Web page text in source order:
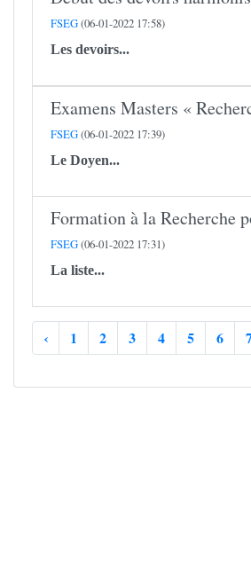
FSEG(06-01-2022 17:58)
Les devoirs...
Examens Masters «
FSEG(06-01-2022 17:39)
Le Doyen...
Formation à la Recherche
FSEG(06-01-2022 17:31)
La liste...
‹ 1 2 3 4 5 6